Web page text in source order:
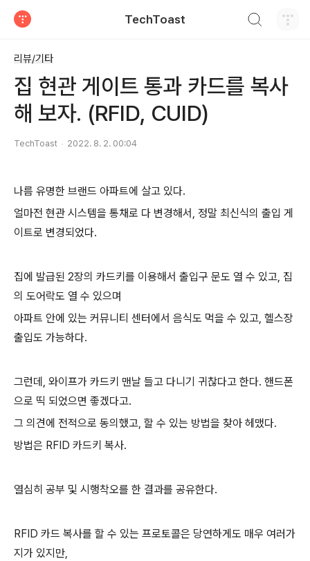
TechToast
리뷰/기타
집 현관 게이트 통과 카드를 복사
해 보자. (RFID, CUID)
TechToast 2022. 8. 2. 00:04
나름 유명한 브랜드 아파트에 살고 있다.
얼마전 현관 시스템을 통채로 다 변경해서, 정말 최신식의 출입 게
이트로 변경되었다.
집에 발급된 2장의 카드키를 이용해서 출입구 문도 열 수 있고, 집
의 도어락도 열 수 있으며
아파트 안에 있는 커뮤니티 센터에서 음식도 먹을 수 있고, 헬스장
출입도 가능하다.
그런데, 와이프가 카드키 맨날 들고 다니기 귀찮다고 한다. 핸드폰
으로 띡 되었으면 좋겠다고.
그 의견에 전적으로 동의했고, 할 수 있는 방법을 찾아 헤맸다.
방법은 RFID 카드키 복사.
열심히 공부 및 시행착오를 한 결과를 공유한다.
RFID 카드 복사를 할 수 있는 프로토콜은 당연하게도 매우 여러가
지가 있지만,